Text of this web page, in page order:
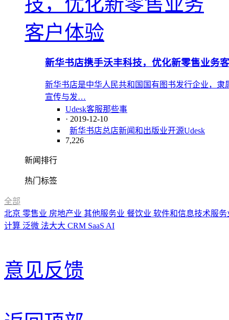
新华书店携手沃丰科技，优化新零售业务
新华书店是中华人民共和国国有图书发行企业，
宣传与发…
Udesk客服那些事
· 2019-12-10
新华书店总店新闻和出版业开源Udesk
7,226
新闻排行
热门标签
全部
北京 零售业 房地产业 其他服务业 餐饮业 软件和信息技术服
计算 泛微 法大大 CRM SaaS AI
意见反馈